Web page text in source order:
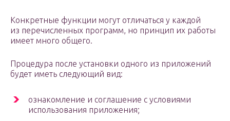
Конкретные функции могут отличаться у каждой
из перечисленных программ, но принцип их работы
имеет много общего.
Процедура после установки одного из приложений
будет иметь следующий вид:
ознакомление и соглашение с условиями
использования приложения;